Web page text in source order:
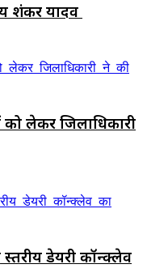
शंकर यादव
को लेकर जिलाधिकारी
डेयरी कॉन्क्लेव